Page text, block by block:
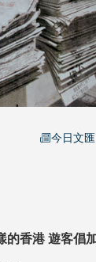
今日文匯
強在內地平